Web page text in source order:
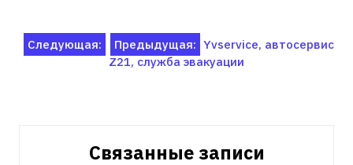
НавигацияПредыдущая: Yvservice, автосервис
Следующая:
Z21, служба эвакуации
Связанные записи